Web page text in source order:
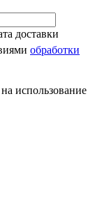
доставки
обработки
использование